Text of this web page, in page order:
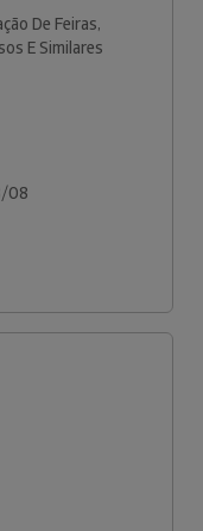
De Feiras,
E Similares
08